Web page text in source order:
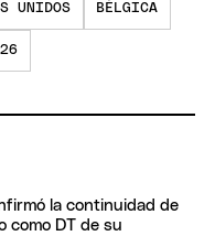
UNIDOS BÉLGICA
la continuidad de
como DT de su